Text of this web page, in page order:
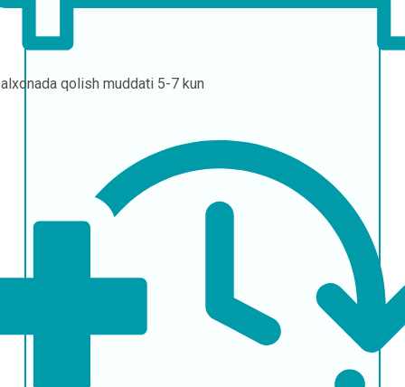
qolish muddati 5-7 kun